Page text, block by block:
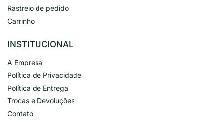
Rastreio de pedido
Carrinho
INSTITUCIONAL
A Empresa
Política de Privacidade
Política de Entrega
Trocas e Devoluções
Contato